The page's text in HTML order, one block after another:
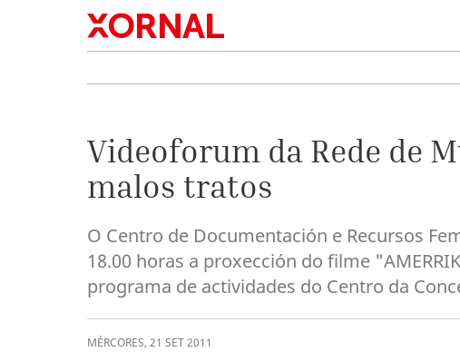
Videoforum da Rede de
malos tratos
O Centro de Documentación e Recursos
18.00 horas a proxección do filme
programa de actividades do Centro da
MÉRCORES, 21 SET2011